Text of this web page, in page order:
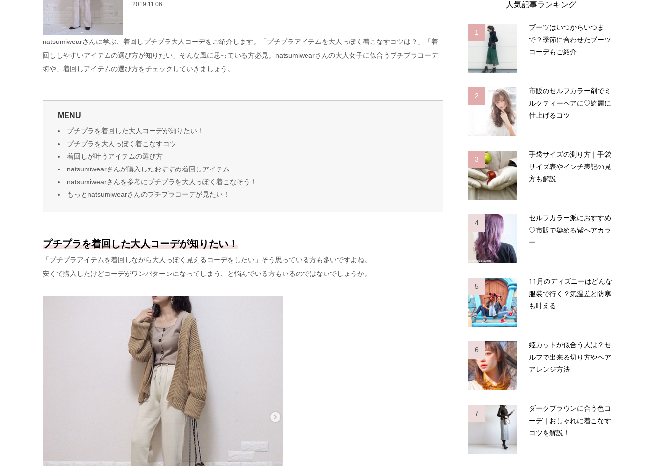
2019.11.06
natsumiwearさんに学ぶ、着回しプチプラ大人コーデをご紹介します。「プチプラアイテムを大人っぽく着こなすコツは？」「着
回ししやすいアイテムの選び方が知りたい」そんな風に思っている方必見。natsumiwearさんの大人女子に似合うプチプラコーデ
術や、着回しアイテムの選び方をチェックしていきましょう。
MENU
プチプラを着回した大人コーデが知りたい！
プチプラを大人っぽく着こなすコツ
着回しが叶うアイテムの選び方
natsumiwearさんが購入したおすすめ着回しアイテム
natsumiwearさんを参考にプチプラを大人っぽく着こなそう！
もっとnatsumiwearさんのプチプラコーデが見たい！
プチプラを着回した大人コーデが知りたい！
「プチプラアイテムを着回しながら大人っぽく見えるコーデをしたい」そう思っている方も多いですよね。
安くて購入したけどコーデがワンパターンになってしまう、と悩んでいる方もいるのではないでしょうか。
人気記事ランキング
1
ブーツはいつからいつま
で？季節に合わせたブーツ
コーデもご紹介
2
市販のセルフカラー剤でミ
ルクティーヘアに♡綺麗に
仕上げるコツ
3
手袋サイズの測り方｜手袋
サイズ表やインチ表記の見
方も解説
4
セルフカラー派におすすめ
♡市販で染める紫ヘアカラ
ー
5
11月のディズニーはどんな
服装で行く？気温差と防寒
も叶える
6
姫カットが似合う人は？セ
ルフで出来る切り方やヘア
アレンジ方法
7
ダークブラウンに合う色コ
ーデ｜おしゃれに着こなす
コツを解説！